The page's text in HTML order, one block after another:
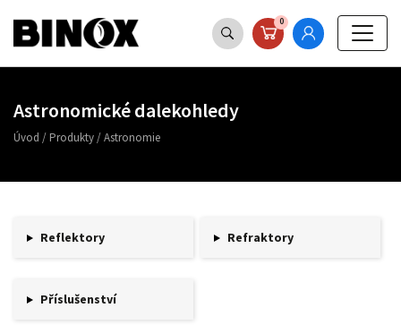
0
Astronomické dalekohledy
Úvod / Produkty/Astronomie
Reflektory Refraktory
Příslušenství